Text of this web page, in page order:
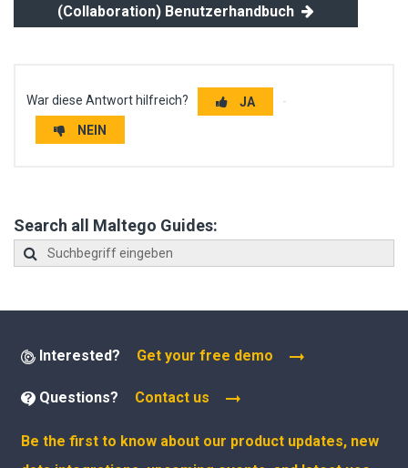
(Collaboration) Benutzerhandbuch
War diese Antwort hilfreich?
JA
NEIN
Search all Maltego Guides:
Interested? Get your free demo
Questions? Contact us
Be the first to know about our product updates, new